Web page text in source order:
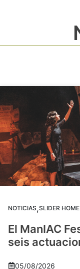
NOTICIAS,SLIDER HOME
El ManIAC
seis
05/08/2026